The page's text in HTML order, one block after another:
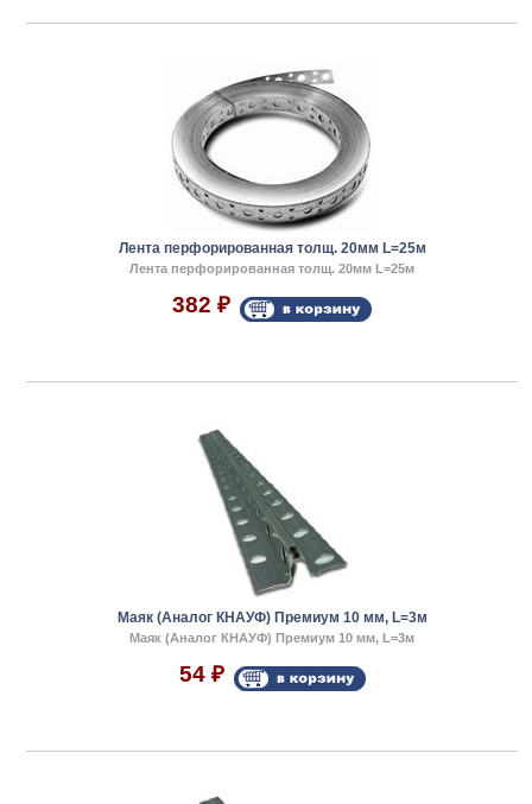
Лента перфорированная толщ. 20мм L=25м
Лента перфорированная толщ. 20мм L=25м
382 ₽
Маяк (Аналог КНАУФ) Премиум 10 мм, L=3м
Маяк (Аналог КНАУФ) Премиум 10 мм, L=3м
54 ₽